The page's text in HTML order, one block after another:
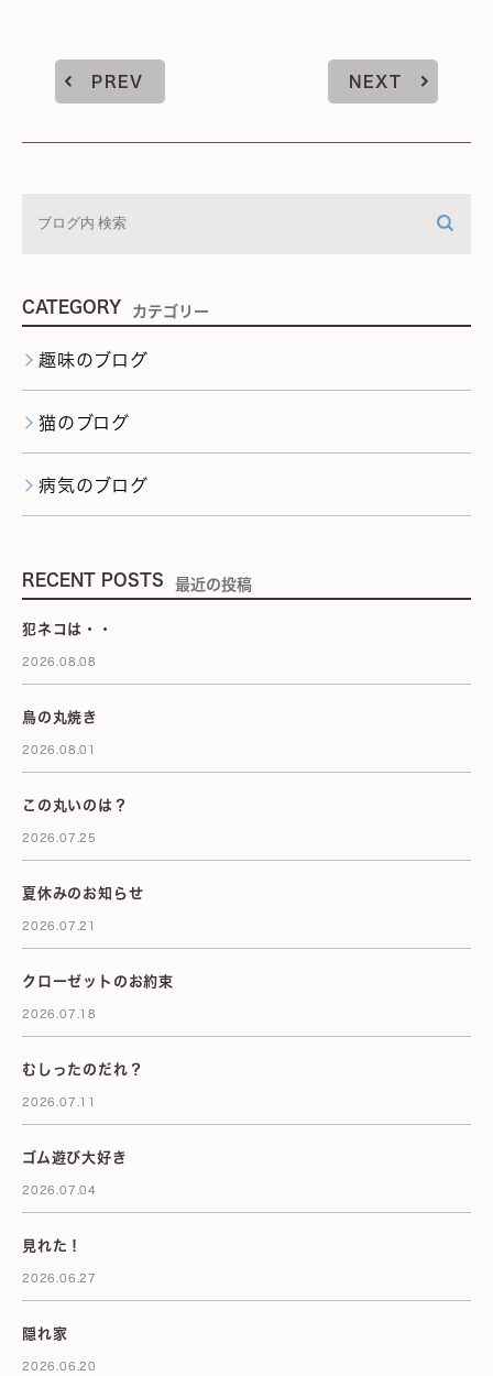
PREV NEXT
CATEGORY カテゴリー
趣味のブログ
猫のブログ
病気のブログ
RECENT POSTS 最近の投稿
犯ネコは・・
2026.08.08
鳥の丸焼き
2026.08.01
この丸いのは？
2026.07.25
夏休みのお知らせ
2026.07.21
クローゼットのお約束
2026.07.18
むしったのだれ？
2026.07.11
ゴム遊び大好き
2026.07.04
見れた！
2026.06.27
隠れ家
2026.06.20